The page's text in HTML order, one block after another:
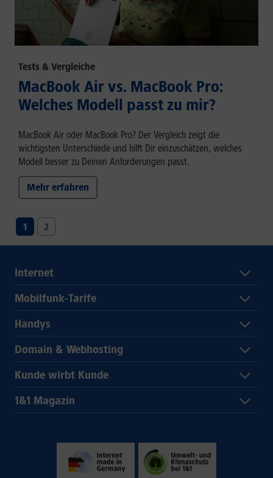
Tests & Vergleiche
MacBook Air vs. MacBook Pro:
Welches Modell passt zu mir?
MacBook Air oder MacBook Pro? Der Vergleich zeigt die
wichtigsten Unterschiede und hilft Dir einzuschätzen, welches
Modell besser zu Deinen Anforderungen passt.
Mehr erfahren
1 2
Internet
Mobilfunk-Tarife
Handys
Domain & Webhosting
Kunde wirbt Kunde
1&1 Magazin